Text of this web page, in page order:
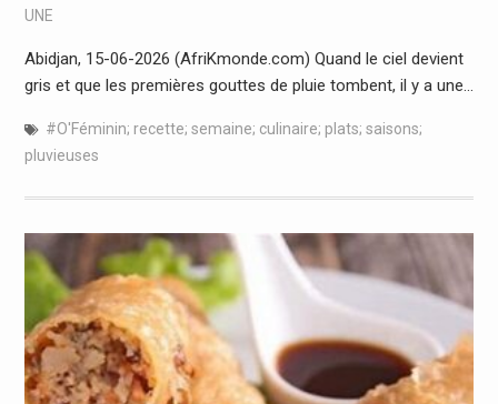
UNE
Abidjan, 15-06-2026 (AfriKmonde.com) Quand le ciel devient
gris et que les premières gouttes de pluie tombent, il y a une…
#O'Féminin; recette; semaine; culinaire; plats; saisons;
pluvieuses